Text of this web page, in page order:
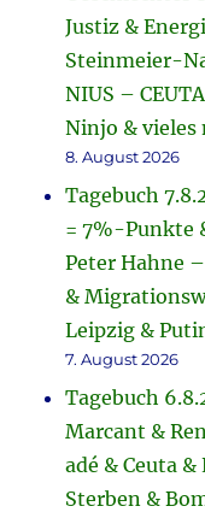
Justiz &
Steinmeier-
NIUS –
Ninjo & vieles
8. August 2026
Tagebuch
= 7%-Punkte
Peter Hahne
&
Leipzig &
7. August 2026
Tagebuch
Marcant &
adé & Ceuta
Sterben &